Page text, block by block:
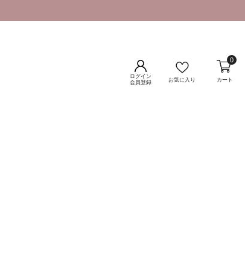
ログイン
会員登録
お気に入り カート
0